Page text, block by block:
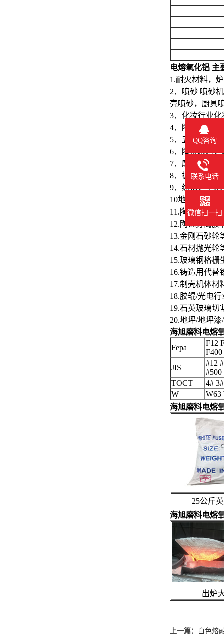
电熔氧化铝 主
1.耐火材料，
2．喷砂 喷砂
壳喷砂，厨具
3．化妆行业
4．陶瓷制品
5．五金件，
6．陶瓷釉料
7．磨刀石，
8．抛光蜡，
9．纽扣，手
10地坪，胶粘
11.陶瓷过滤板
12.陶瓷分离膜
13.金刚石砂轮
14.石材抛光轮
15.玻璃钢格栅
16.铸造用代替
17.制壳机体材
18.胶辊/光电
19.石英玻璃切
20.地坪/地坪
海旭磨料电熔
Fepa
F12
JIS
#12
#500
TOCT
4#
W
W63
海旭磨料电熔
25公斤英
海旭磨料电熔
出炉大
上一篇： 白色熔
QQ咨询
联系电话
微信扫一扫